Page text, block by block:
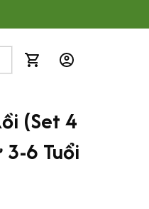
(Set 4
3-6 Tuổi